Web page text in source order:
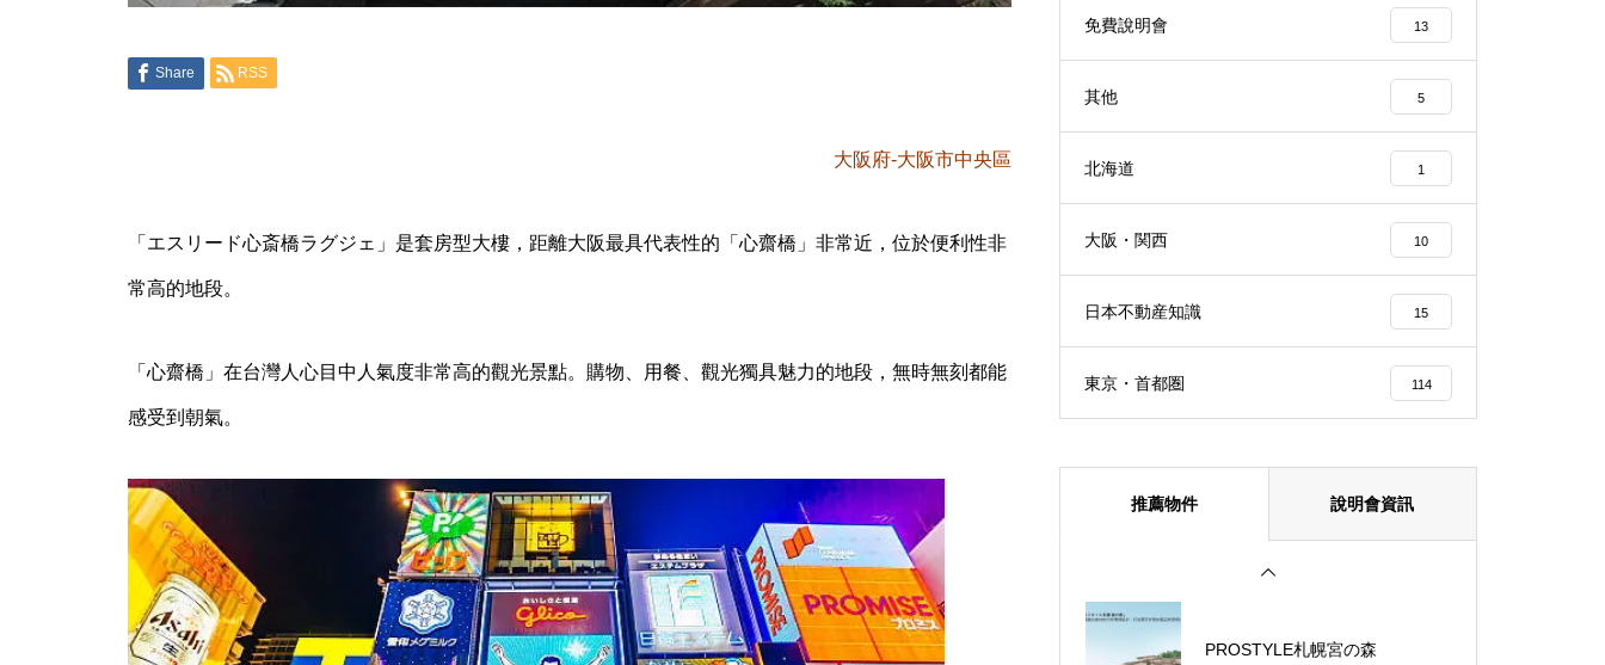
【大阪】熱門投資—大阪港區三
大阪QUEENS PARK 706室 (可
大宮407号室
グランドステージ 503号室
プレサンス東本町Vol.2
エスリード心斎橋ラグジェ
Share RSS
大阪府-大阪市中央區
「エスリード心斎橋ラグジェ」是套房型大樓，距離大阪最具代表性的「心齋橋」非常近，位於便利性非
常高的地段。
「心齋橋」在台灣人心目中人氣度非常高的觀光景點。購物、用餐、觀光獨具魅力的地段，無時無刻都能
感受到朝氣。
免費說明會 13
其他 5
北海道 1
大阪・関西 10
日本不動産知識 15
東京・首都圏 114
推薦物件 說明會資訊
PROSTYLE札幌宮の森